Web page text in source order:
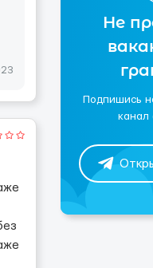
Не
Подпишись
канал